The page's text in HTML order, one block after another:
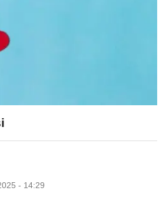
- 14:29